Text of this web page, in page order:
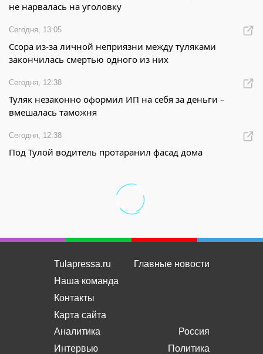
не нарвалась на уголовку
Сегодня, 13:05
Ссора из-за личной неприязни между туляками
закончилась смертью одного из них
Сегодня, 12:38
Туляк незаконно оформил ИП на себя за деньги –
вмешалась таможня
Сегодня, 12:38
Под Тулой водитель протаранил фасад дома
Tulapressa.ru
Наша команда
Контакты
Карта сайта
Главные новости
Аналитика
Интервью
Россия
Политика